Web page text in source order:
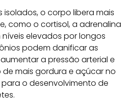
o corpo libera mais
como o cortisol, a adrenalina
elevados por longos
podem danificar as
a pressão arterial e
mais gordura e açúcar no
o desenvolvimento de